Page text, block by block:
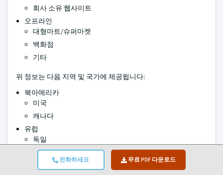
전화하세요 무료 PDF 다운로드
회사 소유 웹사이트
오프라인
대형마트/슈퍼마켓
백화점
기타
위 정보는 다음 지역 및 국가에 제공됩니다:
북아메리카
미국
캐나다
유럽
독일
영국